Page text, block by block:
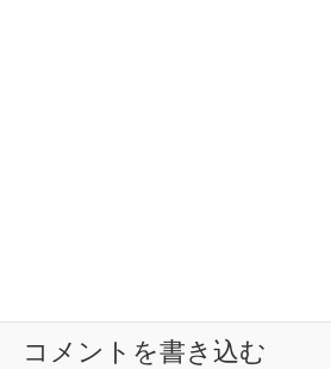
コメントを書き込む